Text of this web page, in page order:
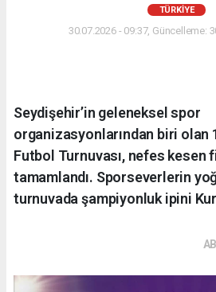
TÜRKIYE
30.07.2026 - 09:37, Güncelleme:
Seydişehir’in geleneksel spor
organizasyonlarından biri olan
Futbol Turnuvası, nefes kesen
tamamlandı. Sporseverlerin
turnuvada şampiyonluk ipini